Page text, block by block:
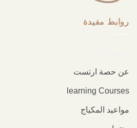
روابط مفيدة
عن حصة ارتست
learning Courses
مواعيد المكياج